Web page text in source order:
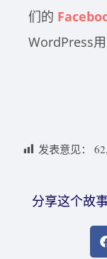
们的
WordPress用
发表意见：
分享这个故